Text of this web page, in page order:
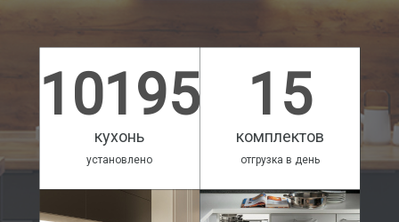
10195
кухонь
установлено
15
комплектов
отгрузка в день